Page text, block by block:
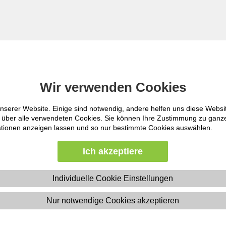
Erweiterte Suche
E-Learning |
Transformation KI in der Produktion
Wir verwenden Cookies
Website. Einige sind notwendig, andere helfen uns diese
alle verwendeten Cookies. Sie können Ihre Zustimmung zu
anzeigen lassen und so nur bestimmte Cookies auswählen.
Ich akzeptiere
Individuelle Cookie Einstellungen
Nur notwendige Cookies akzeptieren
Wir verwenden Cookies
Website. Einige sind notwendig, andere helfen uns diese
alle verwendeten Cookies. Sie können Ihre Zustimmung zu
anzeigen lassen und so nur bestimmte Cookies auswählen.
Ich akzeptiere
Individuelle Cookie Einstellungen
Nur notwendige Cookies akzeptieren